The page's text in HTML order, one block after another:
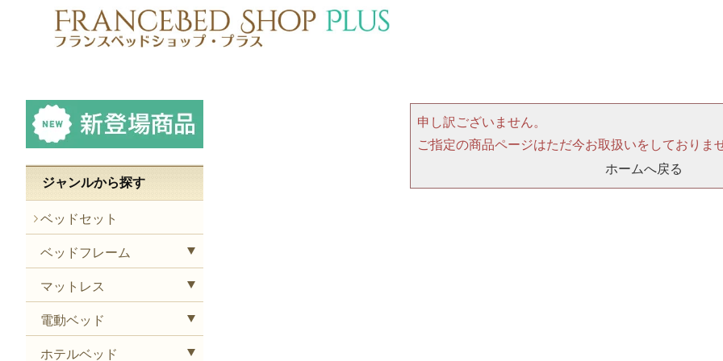
ジャンルから探す
ベッドセット
ベッドフレーム
マットレス
電動ベッド
ホテルベッド
申し訳ございません。
ご指定の商品ページはただ今お取扱いをしておりま
ホームへ戻る